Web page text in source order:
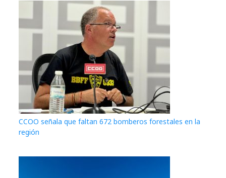
CCOO señala que faltan 672 bomberos forestales en la
región